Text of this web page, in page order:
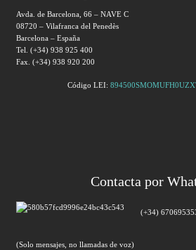
Avda. de Barcelona, 66 – NAVE C
08720 – Vilafranca del Penedès
Barcelona – España
Tel. (+34) 938 925 400
Fax. (+34) 938 920 200
Código LEI:
Contacta por
(+34)
(Solo mensajes, no llamadas de voz)